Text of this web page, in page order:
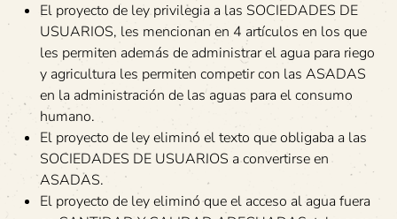
El proyecto de ley privilegia a las SOCIEDADES DE
USUARIOS, les mencionan en 4 artículos en los que
les permiten además de administrar el agua para riego
y agricultura les permiten competir con las ASADAS
en la administración de las aguas para el consumo
humano.
El proyecto de ley eliminó el texto que obligaba a las
SOCIEDADES DE USUARIOS a convertirse en
ASADAS.
El proyecto de ley eliminó que el acceso al agua fuera